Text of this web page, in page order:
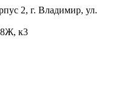
2, г. Владимир, ул.
8Ж, к3